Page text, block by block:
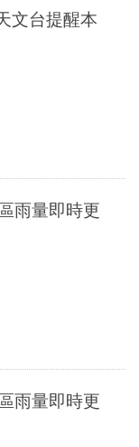
文台提醒本
雨量即時更
雨量即時更